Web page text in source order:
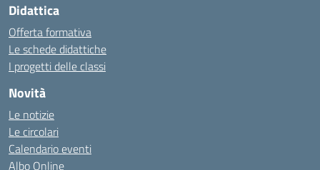
Didattica
Offerta formativa
Le schede didattiche
I progetti delle classi
Novità
Le notizie
Le circolari
Calendario eventi
Albo Online